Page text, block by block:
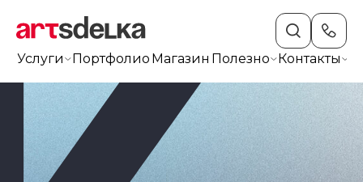
Услуги Портфолио Магазин Полезно Контакты